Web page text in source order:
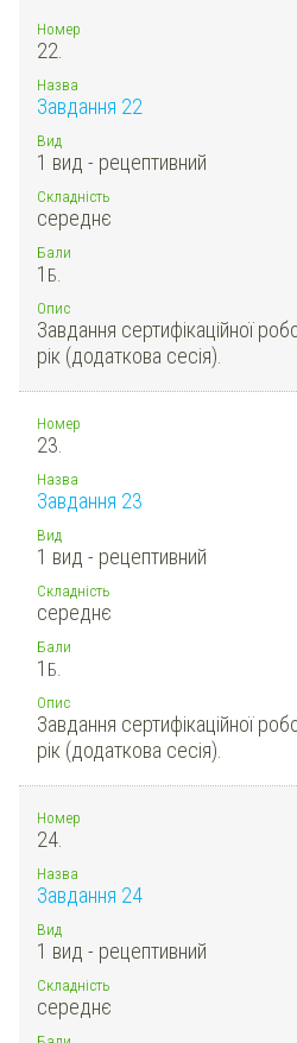
Номер
22.
Назва
Завдання 22
Вид
1 вид - рецептивний
Складність
середнє
Бали
1 Б.
Опис
Завдання сертифікаційної
рік (додаткова сесія).
Номер
23.
Назва
Завдання 23
Вид
1 вид - рецептивний
Складність
середнє
Бали
1 Б.
Опис
Завдання сертифікаційної
рік (додаткова сесія).
Номер
24.
Назва
Завдання 24
Вид
1 вид - рецептивний
Складність
середнє